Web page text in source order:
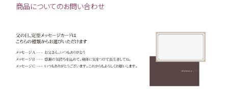
商品についてのお問い合わせ